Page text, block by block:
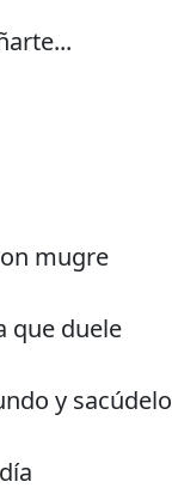
mugre
que duele
y sacúdelo